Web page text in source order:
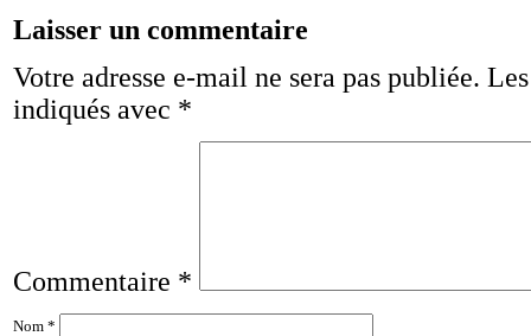
Laisser un commentaire
Votre adresse e-mail ne sera pas publiée.
indiqués avec *
Commentaire *
Nom *